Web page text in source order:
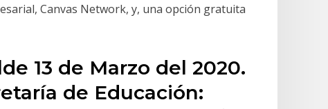
Canvas Network, y, una opción gratuita
13 de Marzo del 2020.
de Educación: